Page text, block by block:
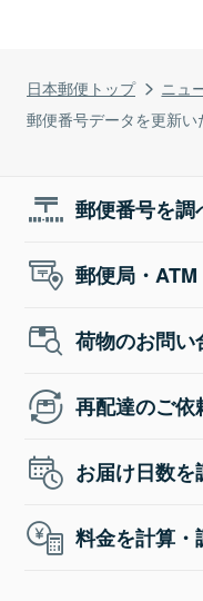
日本郵便トップ
ニュ
郵便番号データを更新い
郵便番号を調
郵便局・
荷物のお問い
再配達のご依
お届け日数を
料金を計算・